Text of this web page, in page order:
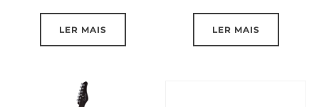
LER MAIS LER MAIS